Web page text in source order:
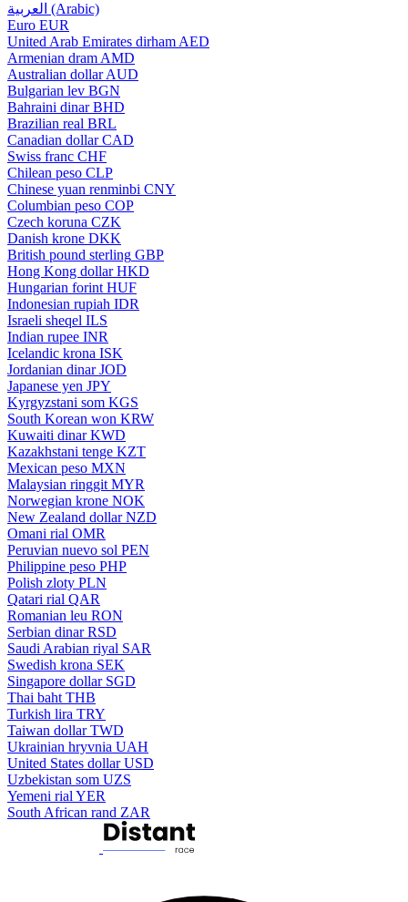
العربية (Arabic)
Euro EUR
United Arab Emirates dirham AED
Armenian dram AMD
Australian dollar AUD
Bulgarian lev BGN
Bahraini dinar BHD
Brazilian real BRL
Canadian dollar CAD
Swiss franc CHF
Chilean peso CLP
Chinese yuan renminbi CNY
Columbian peso COP
Czech koruna CZK
Danish krone DKK
British pound sterling GBP
Hong Kong dollar HKD
Hungarian forint HUF
Indonesian rupiah IDR
Israeli sheqel ILS
Indian rupee INR
Icelandic krona ISK
Jordanian dinar JOD
Japanese yen JPY
Kyrgyzstani som KGS
South Korean won KRW
Kuwaiti dinar KWD
Kazakhstani tenge KZT
Mexican peso MXN
Malaysian ringgit MYR
Norwegian krone NOK
New Zealand dollar NZD
Omani rial OMR
Peruvian nuevo sol PEN
Philippine peso PHP
Polish zloty PLN
Qatari rial QAR
Romanian leu RON
Serbian dinar RSD
Saudi Arabian riyal SAR
Swedish krona SEK
Singapore dollar SGD
Thai baht THB
Turkish lira TRY
Taiwan dollar TWD
Ukrainian hryvnia UAH
United States dollar USD
Uzbekistan som UZS
Yemeni rial YER
South African rand ZAR